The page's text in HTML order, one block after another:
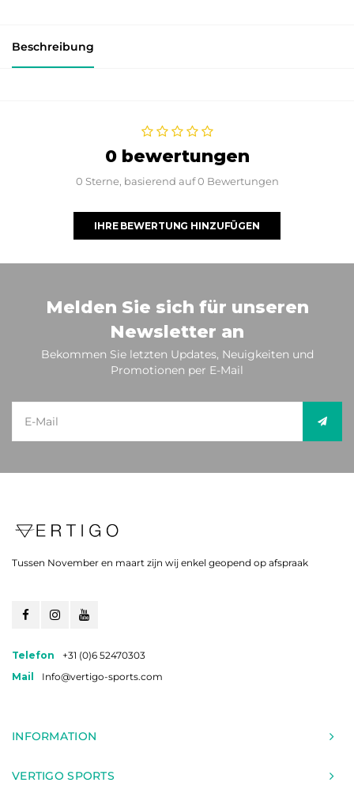
Beschreibung
0 bewertungen
0 Sterne, basierend auf 0 Bewertungen
IHRE BEWERTUNG HINZUFÜGEN
Melden Sie sich für unseren
Newsletter an
Bekommen Sie letzten Updates, Neuigkeiten und
Promotionen per E-Mail
Tussen November en maart zijn wij enkel geopend op afspraak
Telefon
+31 (0)6 52470303
Mail
Info@vertigo-sports.com
INFORMATION
VERTIGO SPORTS